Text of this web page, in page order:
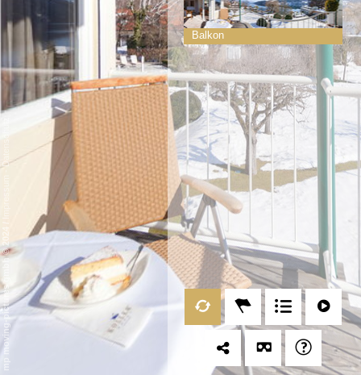
Balkon
mp moving-pictures gmbh © 2024
Datenschutz